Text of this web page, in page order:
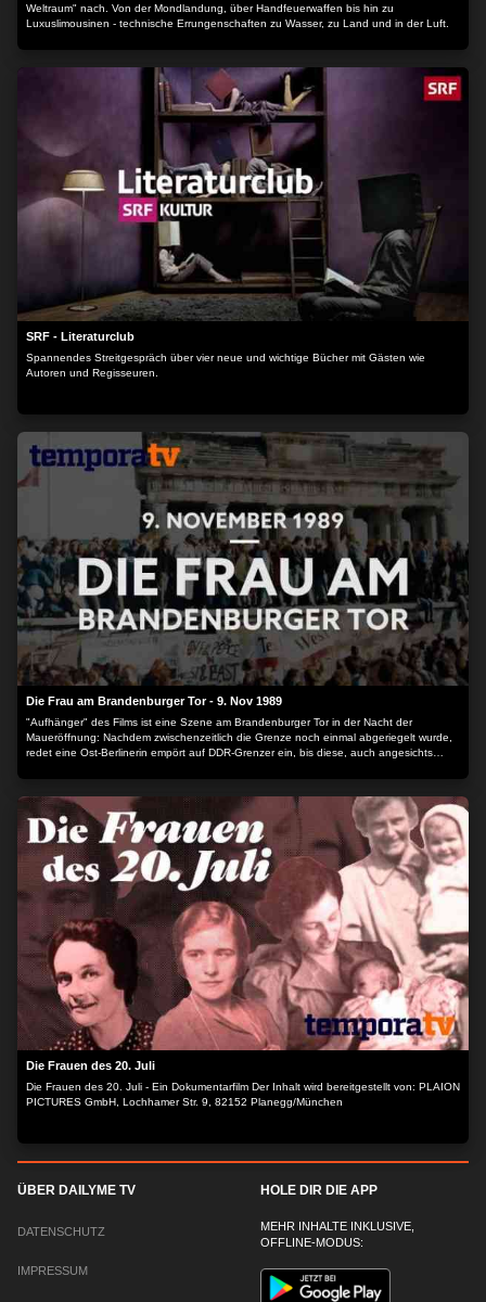
Weltraum" nach. Von der Mondlandung, über Handfeuerwaffen bis hin zu
Luxuslimousinen - technische Errungenschaften zu Wasser, zu Land und in der Luft.
SRF - Literaturclub
Spannendes Streitgespräch über vier neue und wichtige Bücher mit Gästen wie
Autoren und Regisseuren.
Die Frau am Brandenburger Tor - 9. Nov 1989
"Aufhänger" des Films ist eine Szene am Brandenburger Tor in der Nacht der
Maueröffnung: Nachdem zwischenzeitlich die Grenze noch einmal abgeriegelt wurde,
redet eine Ost-Berlinerin empört auf DDR-Grenzer ein, bis diese, auch angesichts
Interview-Ausschnitte mit Bärbel Reinke, der "Frau am Brandenburger Tor", über ihre
subjektive Sicht auf die damaligen Ereignisse, die DDR und die Zeit der Wende.
Interessant ist auch das Interview mit Frau Reinke und den Polizisten, die damals die
Grenze bewachen mussten, welches einige Monate nach dem Mauerfall stattfindet
und die Beteiligten zu diesem Vorfall befragt. Dazwischen werden Rückblenden
gezeigt, v.a. zum Fall der Mauer und zur Wendezeit zwischen Oktober 1989 und März
1990. Der Inhalt wird bereitgestellt von: PLAION PICTURES GmbH, Lochhamer Str. 9,
82152 Planegg/München
Die Frauen des 20. Juli
Die Frauen des 20. Juli - Ein Dokumentarfilm Der Inhalt wird bereitgestellt von: PLAION
PICTURES GmbH, Lochhamer Str. 9, 82152 Planegg/München
ÜBER DAILYME TV
DATENSCHUTZ
IMPRESSUM
HOLE DIR DIE APP
MEHR INHALTE INKLUSIVE,
OFFLINE-MODUS: